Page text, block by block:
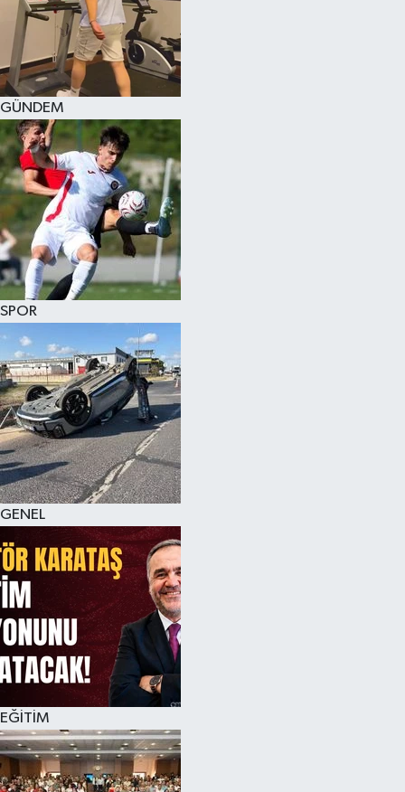
GÜNDEM
SPOR
GENEL
EĞİTİM
KÜLTÜR SANAT
MAGAZİN
SAĞLIK
SİYASET
SPOR
TEKNOLOJİ
YAŞAM